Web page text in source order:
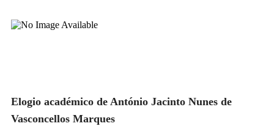
Elogio académico de António Jacinto Nunes de
Vasconcellos Marques